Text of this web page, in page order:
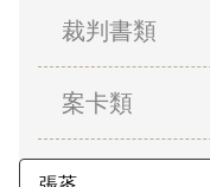
關於我們
意見信箱
裁判書類
案卡類